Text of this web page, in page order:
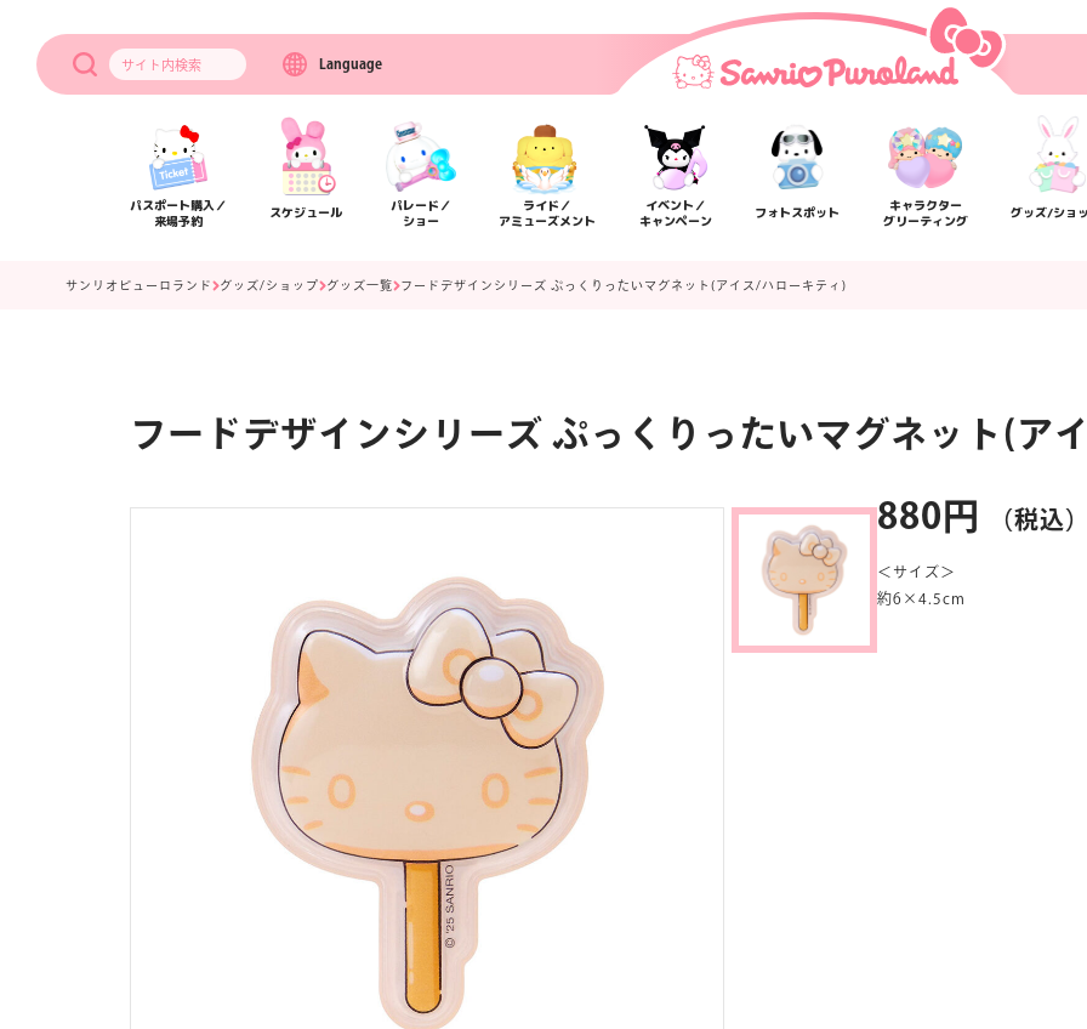
サイト内検索 Language
パスポート購入／
来場予約
スケジュール
パレード／
ショー
ライド／
アミューズメント
イベント／
キャンペーン
フォトスポット
キャラクター
グリーティング
グッズ/ショ
よくあるご質問
サンリオピューロランド グッズ/ショップ グッズ一覧 フードデザインシリーズ ぷっくりったいマグネット(アイス/ハローキティ)
フードデザインシリーズ ぷっくりったいマグネット(ア
880円 （税込）
＜サイズ＞
約6×4.5cm